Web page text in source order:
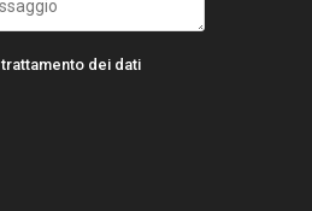
trattamento dei dati